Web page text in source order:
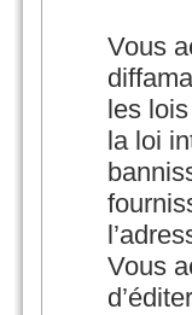
Vous
les
la loi
Vous